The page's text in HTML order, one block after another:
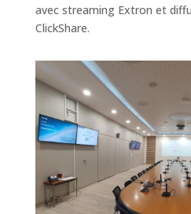
avec streaming Extron et
ClickShare.